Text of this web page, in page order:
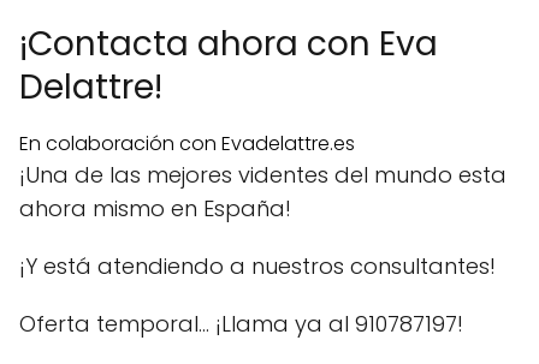
¡Contacta ahora con Eva
Delattre!
En colaboración con Evadelattre.es
¡Una de las mejores videntes del mundo esta
ahora mismo en España!
¡Y está atendiendo a nuestros consultantes!
Oferta temporal… ¡Llama ya al 910787197!